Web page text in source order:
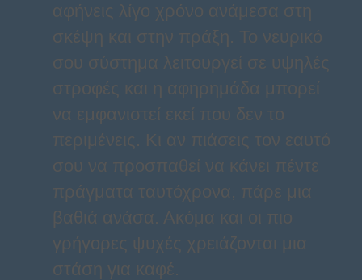
αφήνεις λίγο χρόνο ανάμεσα στη
σκέψη και στην πράξη. Το νευρικό
σου σύστημα λειτουργεί σε υψηλές
στροφές και η αφηρημάδα μπορεί
να εμφανιστεί εκεί που δεν το
περιμένεις. Κι αν πιάσεις τον εαυτό
σου να προσπαθεί να κάνει πέντε
πράγματα ταυτόχρονα, πάρε μια
βαθιά ανάσα. Ακόμα και οι πιο
γρήγορες ψυχές χρειάζονται μια
στάση για καφέ.